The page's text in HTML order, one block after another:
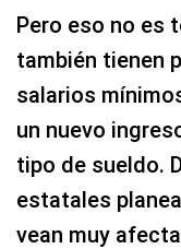
Pero eso no es
también tienen
salarios
un nuevo
tipo de sueldo.
estatales
vean muy